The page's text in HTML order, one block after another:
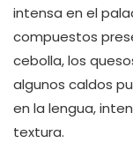
intensa en el
compuestos
cebolla, los
algunos caldos
en la lengua,
textura.